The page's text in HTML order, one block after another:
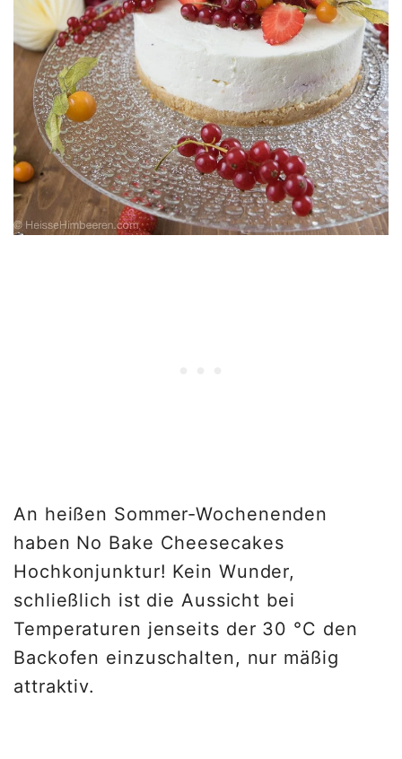
An heißen Sommer-Wochenenden
haben No Bake Cheesecakes
Hochkonjunktur! Kein Wunder,
schließlich ist die Aussicht bei
Temperaturen jenseits der 30 °C den
Backofen einzuschalten, nur mäßig
attraktiv.